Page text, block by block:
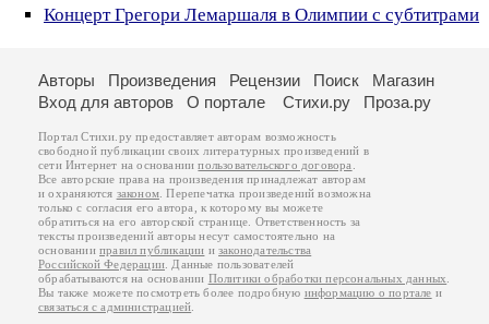
Концерт Грегори Лемаршаля в Олимпии с субтитрами
Авторы Произведения Рецензии Поиск
Магазин
Вход для авторов
О портале Стихи.ру Проза.ру
Портал Стихи.ру предоставляет авторам возможность
свободной публикации своих литературных произведений в
сети Интернет на основаниипользовательского договора
Все авторские права на произведения принадлежат авторам
и охраняются законом . Перепечатка произведений возможна
только с согласия его автора, к которому вы можете
обратиться на его авторской странице. Ответственность за
тексты произведений авторы несут самостоятельно на
основанииправил публикации изаконодательства
Российской Федерации . Данные пользователей
обрабатываются на основании Политики обработки персональных данных
Вы также можете посмотреть более подробную информацию о портале и
связаться с администрацией